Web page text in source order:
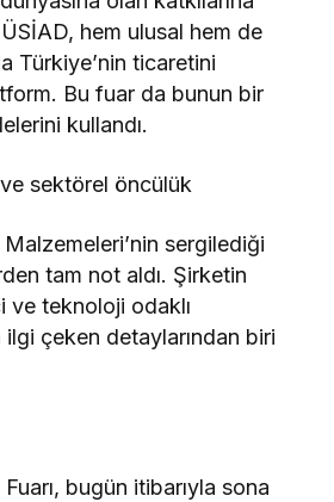
hem ulusal hem de
Türkiye’nin ticaretini
Bu fuar da bunun bir
kullandı.
sektörel öncülük
sergilediği
tam not aldı. Şirketin
teknoloji odaklı
ilgi çeken detaylarından biri
bugün itibarıyla sona